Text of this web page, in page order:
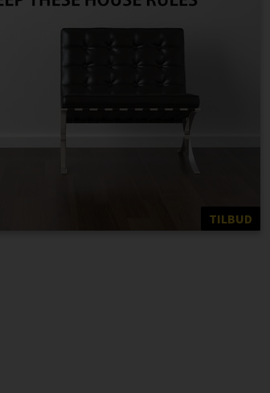
TILBUD